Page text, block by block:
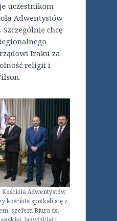
uczestnikom
Adwentystów
chcę
Iraku za
religii i
Adwentystów
kościoła spotkali się z
szefem Biura ds.